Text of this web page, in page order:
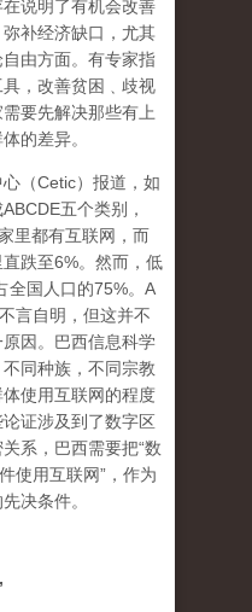
说明了有机会改善
补经济缺口，尤其
由方面。有专家指
，改善贫困﹑歧视
要先解决那些有上
的差异。
（Cetic）报道，如
五个类别，
里都有互联网，而
跌至6%。然而，低
全国人口的75%。A
言自明，但这并不
因。巴西信息科学
同种族，不同宗教
使用互联网的程度
证涉及到了数字区
系，巴西需要把“数
使用互联网”，作为
决条件。